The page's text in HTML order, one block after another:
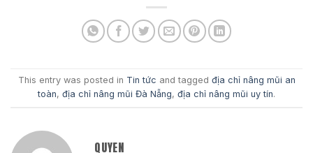
This entry was posted in Tin tức and tagged địa chỉ nâng mũi an
toàn, địa chỉ nâng mũi Đà Nẵng, địa chỉ nâng mũi uy tín.
QUYEN